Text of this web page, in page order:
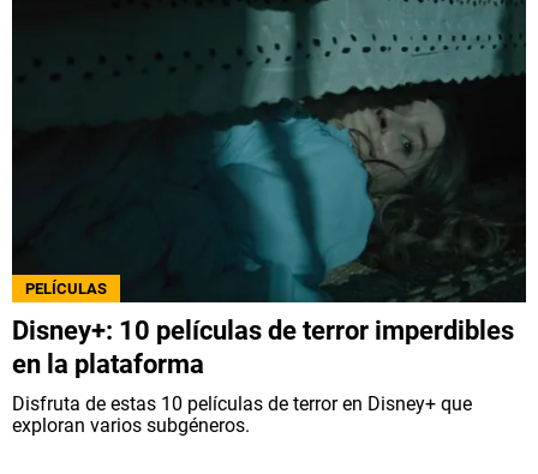
PELÍCULAS
Disney+: 10 películas de terror imperdibles
en la plataforma
Disfruta de estas 10 películas de terror en Disney+ que
exploran varios subgéneros.